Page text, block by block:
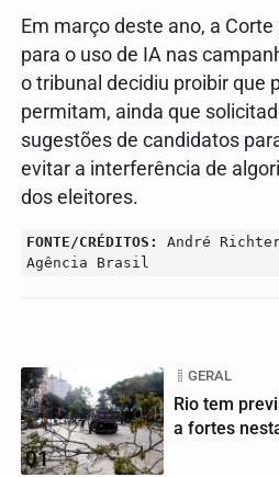
Em março deste ano, a
para o uso de IA nas
o tribunal decidiu proibir que
permitam, ainda que
sugestões de candidatos
evitar a interferência de
dos eleitores.
FONTE/CRÉDITOS:
André
Agência Brasil
01
GERAL
Rio tem
a fortes